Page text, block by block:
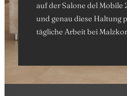
auf der Salone del Mobile
und genau diese Haltung
tägliche Arbeit bei